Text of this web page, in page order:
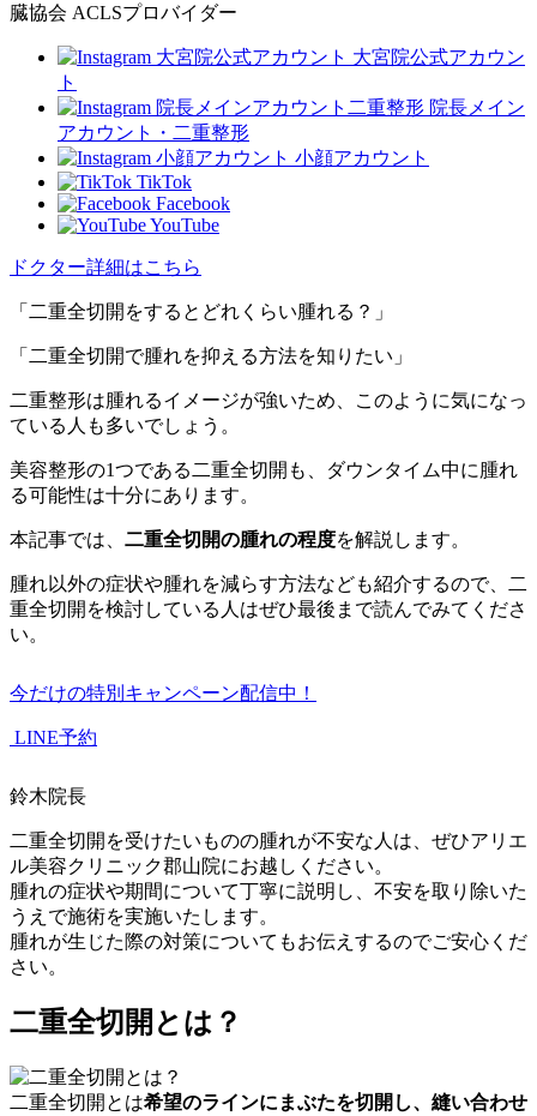
臓協会 ACLSプロバイダー
大宮院公式アカウン
ト
院長メイン
アカウント・二重整形
小顔アカウント
TikTok
Facebook
YouTube
ドクター詳細はこちら
「二重全切開をするとどれくらい腫れる？」
「二重全切開で腫れを抑える方法を知りたい」
二重整形は腫れるイメージが強いため、このように気になっ
ている人も多いでしょう。
美容整形の1つである二重全切開も、ダウンタイム中に腫れ
る可能性は十分にあります。
本記事では、 二重全切開の腫れの程度を解説します。
腫れ以外の症状や腫れを減らす方法なども紹介するので、二
重全切開を検討している人はぜひ最後まで読んでみてくださ
い。
今だけの特別キャンペーン配信中！
LINE予約
鈴木院長
二重全切開を受けたいものの腫れが不安な人は、ぜひアリエ
ル美容クリニック郡山院にお越しください。
腫れの症状や期間について丁寧に説明し、不安を取り除いた
うえで施術を実施いたします。
腫れが生じた際の対策についてもお伝えするのでご安心くだ
さい。
二重全切開とは？
二重全切開とは希望のラインにまぶたを切開し、縫い合わせ